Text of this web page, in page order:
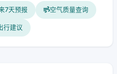
7天预报 空气质量查询
行建议